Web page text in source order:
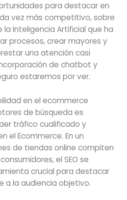
para destacar en
vez más competitivo, sobre
Inteligencia Artificial que ha
procesos, crear mayores y
una atención casi
de chatbot y
estaremos por ver.
en el ecommerce
de búsqueda es
tráfico cualificado y
el Ecommerce. En un
de tiendas online compiten
el SEO se
crucial para destacar
a la audiencia objetivo.